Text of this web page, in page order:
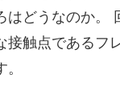
はどうなのか。
接触点であるフ